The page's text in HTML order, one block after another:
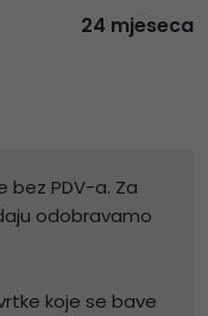
24 mjeseca
bez PDV-a. Za
odobravamo
koje se bave